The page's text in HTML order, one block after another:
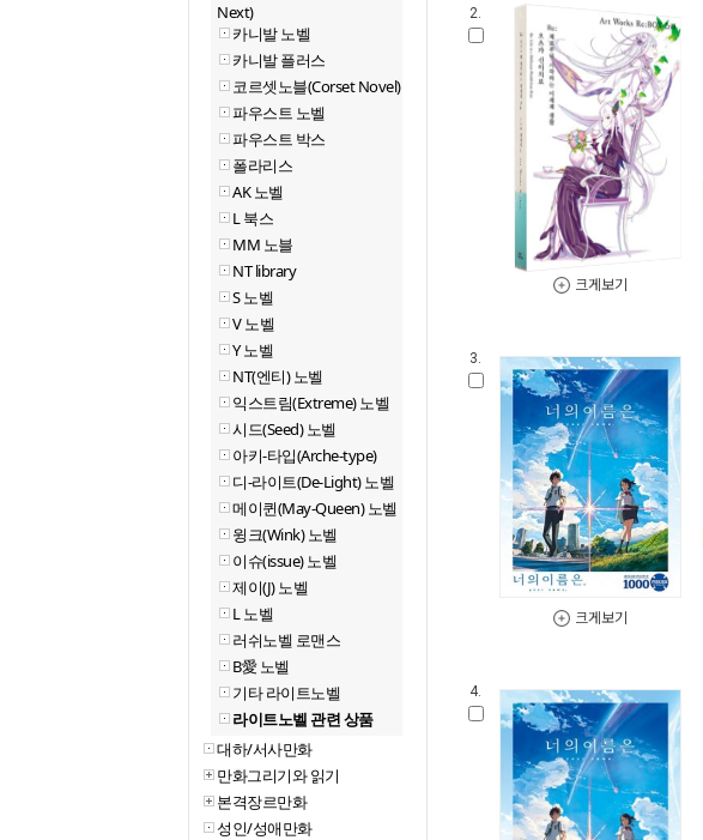
Next)
카니발 노벨
카니발 플러스
코르셋노블(Corset Novel)
파우스트 노벨
파우스트 박스
폴라리스
AK 노벨
L 북스
MM 노블
NT library
S 노벨
V 노벨
Y 노벨
NT(엔티) 노벨
익스트림(Extreme) 노벨
시드(Seed) 노벨
아키-타입(Arche-type)
디-라이트(De-Light) 노벨
메이퀸(May-Queen) 노벨
윙크(Wink) 노벨
이슈(issue) 노벨
제이(J) 노벨
L 노벨
러쉬노벨 로맨스
B愛 노벨
기타 라이트노벨
라이트노벨 관련 상품
대하/서사만화
만화그리기와 읽기
본격장르만화
성인/성애만화
2.
크게보기
3.
크게보기
4.